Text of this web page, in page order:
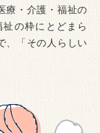
療・介護・福祉の
の枠にとどまら
、「その人らしい